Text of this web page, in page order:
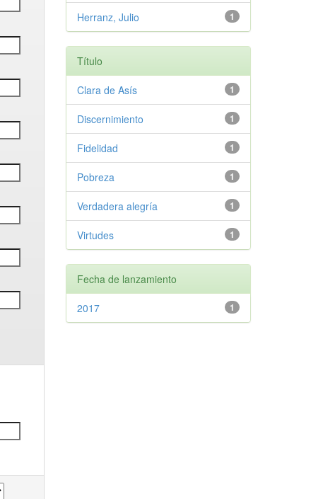
1
Herranz, Julio
Título
1
Clara de Asís
1
Discernimiento
1
Fidelidad
1
Pobreza
1
Verdadera alegría
1
Virtudes
Fecha de lanzamiento
1
2017